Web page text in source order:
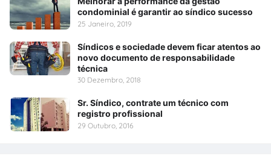
condominial é garantir ao síndico sucesso
25 Janeiro, 2019
Síndicos e sociedade devem ficar atentos ao
novo documento de responsabilidade
técnica
30 Dezembro, 2018
Sr. Síndico, contrate um técnico com
registro profissional
29 Outubro, 2016